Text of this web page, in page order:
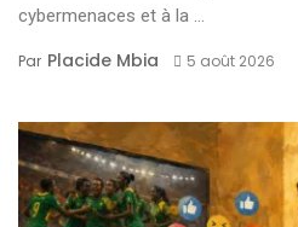
cybermenaces et à la ...
Par Placide Mbia 5 août 2026